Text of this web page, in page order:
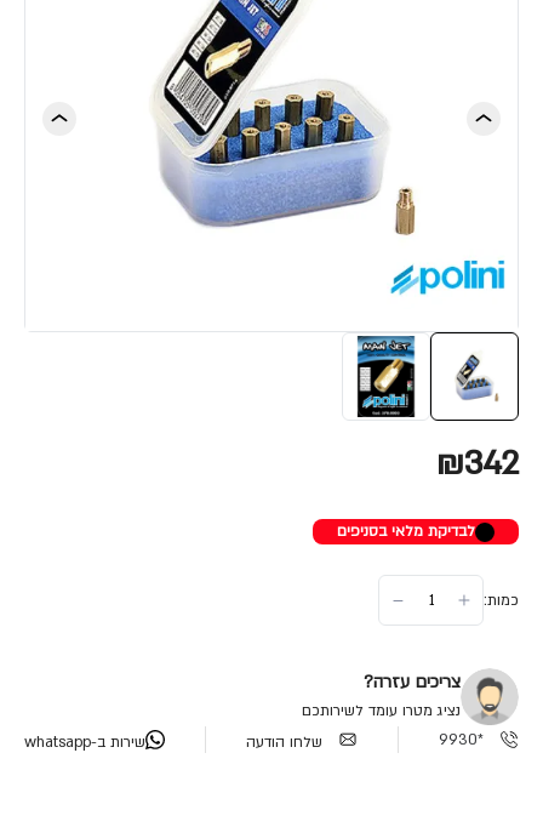
₪342
לבדיקת מלאי בסניפים
כמות:
צריכים עזרה?
נציג מטרו עומד לשירותכם
*9930
שלחו הודעה שירות ב-whatsapp